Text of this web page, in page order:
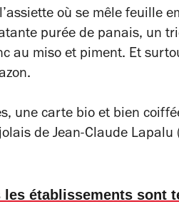
où se mêle feuille
purée de panais, un
au miso et piment. Et
une carte bio et bien
de Jean-Claude
les établissements sont